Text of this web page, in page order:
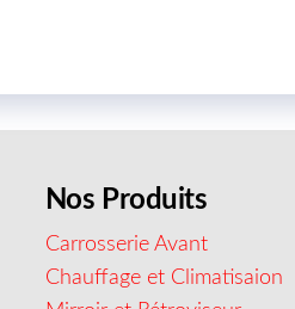
Nos Produits
Carrosserie Avant
Chauffage et Climatisaion